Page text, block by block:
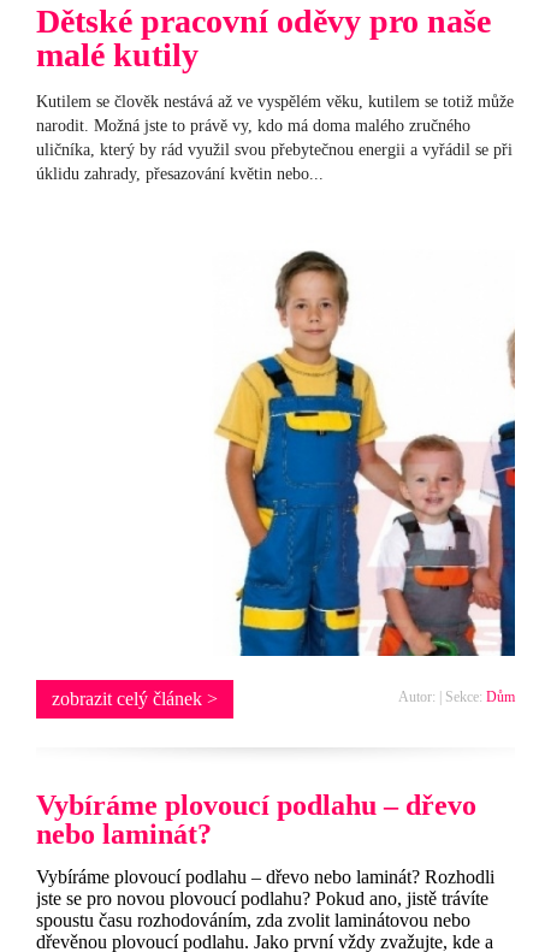
Dětské pracovní oděvy pro naše
malé kutily
Kutilem se člověk nestává až ve vyspělém věku, kutilem se totiž může
narodit. Možná jste to právě vy, kdo má doma malého zručného
uličníka, který by rád využil svou přebytečnou energii a vyřádil se při
úklidu zahrady, přesazování květin nebo...
zobrazit celý článek > Autor: | Sekce: Dům
Vybíráme plovoucí podlahu – dřevo
nebo laminát?
Vybíráme plovoucí podlahu – dřevo nebo laminát? Rozhodli
jste se pro novou plovoucí podlahu? Pokud ano, jistě trávíte
spoustu času rozhodováním, zda zvolit laminátovou nebo
dřevěnou plovoucí podlahu. Jako první vždy zvažujte, kde a